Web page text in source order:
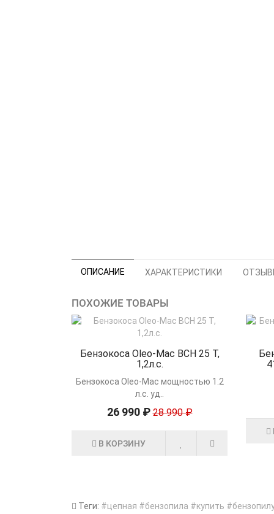
ОПИСАНИЕ ХАРАКТЕРИСТИКИ
ПОХОЖИЕ ТОВАРЫ
Бензокоса Oleo-Mac BCH 25 T,
1,2л.с.
Бензокоса Oleo-Mac мощностью 1.2
л.с. уд..
26 990 ₽ 28 990 ₽
В КОРЗИНУ
Теги: #цепная #бензопила #купить